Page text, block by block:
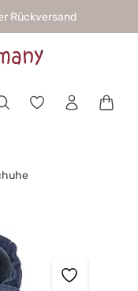
Rückversand